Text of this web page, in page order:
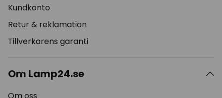
Kundkonto
Retur & reklamation
Tillverkarens garanti
Om Lamp24.se